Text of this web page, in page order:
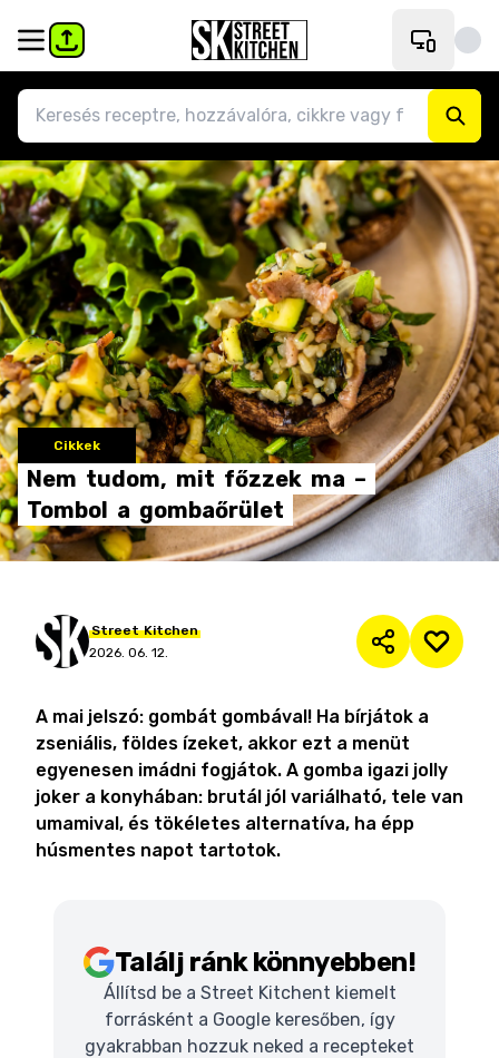
Cikkek
Nem tudom, mit főzzek ma –
Tombol a gombaőrület
Street Kitchen
2026. 06. 12.
A mai jelszó: gombát gombával! Ha bírjátok a
zseniális, földes ízeket, akkor ezt a menüt
egyenesen imádni fogjátok. A gomba igazi jolly
joker a konyhában: brutál jól variálható, tele van
umamival, és tökéletes alternatíva, ha épp
húsmentes napot tartotok.
Találj ránk könnyebben!
Állítsd be a Street Kitchent kiemelt
forrásként a Google keresőben, így
gyakrabban hozzuk neked a recepteket